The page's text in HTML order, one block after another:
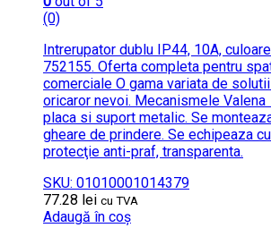
(0)
Intrerupator dublu IP44, 10A,
752155. Oferta completa pentru
comerciale O gama variata de
oricaror nevoi. Mecanismele
placa si suport metalic. Se
gheare de prindere. Se echipeaza
protecţie anti-praf, transparenta.
SKU: 01010001014379
77.28 lei cu TVA
Adaugă în coș